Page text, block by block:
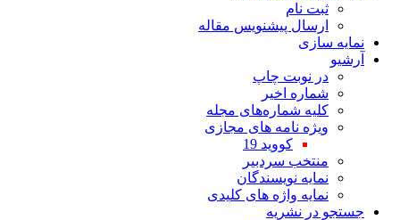
ثبت نام
ارسال پیشنویس مقاله
نمایه سازی
آرشیو
در نوبت چاپ
شماره اخیر
کلیه شماره‌های مجله
ویژه نامه های مجازی
کووید 19
منتخب سردبیر
نمایه نویسندگان
نمایه واژه های کلیدی
جستجو در نشریه